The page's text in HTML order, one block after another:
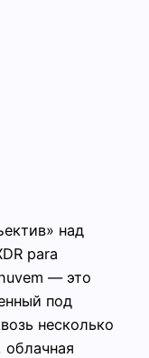
над
para
— это
под
несколько